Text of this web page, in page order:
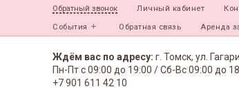
Обратный звонок Личный кабинет
События Обратная связь Аренда
Ждём вас по адресу: г. Томск, ул.
Пн-Пт с09:00 до 19:00 /Сб-Вс 09:00 до
+7 901 611 42 10